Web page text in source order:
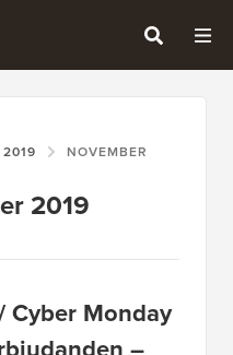
2019 NOVEMBER
2019
Cyber Monday